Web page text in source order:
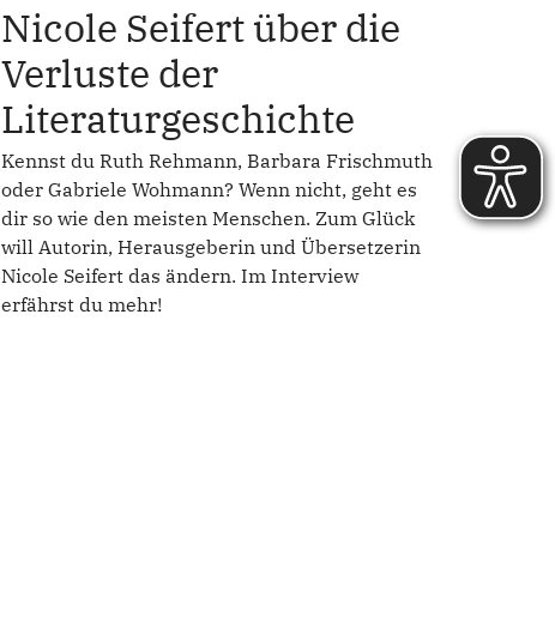
Nicole Seifert über die
Verluste der
Literaturgeschichte
Kennst du Ruth Rehmann, Barbara Frischmuth
oder Gabriele Wohmann? Wenn nicht, geht es
dir so wie den meisten Menschen. Zum Glück
will Autorin, Herausgeberin und Übersetzerin
Nicole Seifert das ändern. Im Interview
erfährst du mehr!